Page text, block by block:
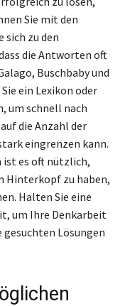
Sie mit den
sich zu den
die Antworten oft
Buschbaby und
ein Lexikon oder
um schnell nach
die Anzahl der
eingrenzen kann.
ist es oft nützlich,
Hinterkopf zu haben,
Halten Sie eine
um Ihre Denkarbeit
Lösungen